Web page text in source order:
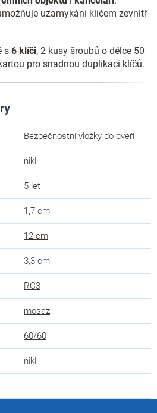
uzamykání klíčem zevnitř
s 6 klíči, 2 kusy šroubů o délce 50
pro snadnou duplikaci klíčů.
Bezpečnostní vložky do dveří
nikl
5 let
1,7 cm
12 cm
3,3 cm
RC3
mosaz
60/60
nikl